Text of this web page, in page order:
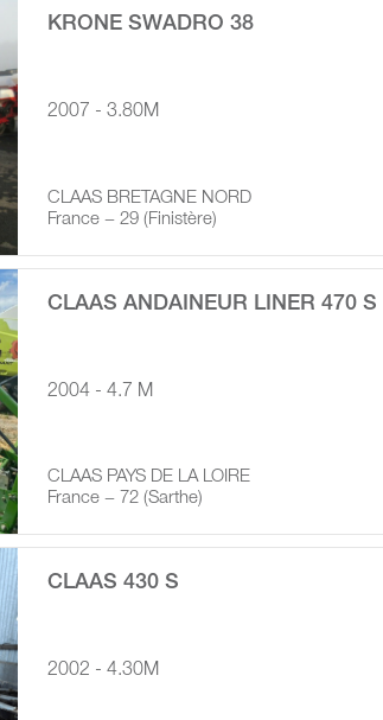
KRONE SWADRO 38
2007 - 3.80M
CLAAS BRETAGNE NORD
France − 29 (Finistère)
CLAAS ANDAINEUR LINER 470 S
2004 - 4.7 M
CLAAS PAYS DE LA LOIRE
France − 72 (Sarthe)
CLAAS 430 S
2002 - 4.30M